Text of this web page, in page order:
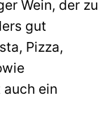
Wein, der zu
gut
Pizza,
ein